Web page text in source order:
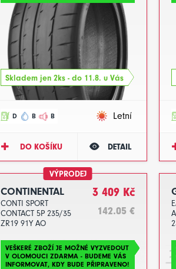
Skladem jen 2ks - do 11.8. u Vás
D B B Letní
DO KOŠÍKU DETAIL
VÝPRODEJ
CONTINENTAL
CONTI SPORT
CONTACT 5P 235/35
ZR19 91Y AO
3 409 Kč
142.05 €
VEŠKERÉ ZBOŽÍ JE MOŽNÉ VYZVEDOUT
V OLOMOUCI ZDARMA - BUDEME VÁS
INFORMOVAT, KDY BUDE PŘIPRAVENO!